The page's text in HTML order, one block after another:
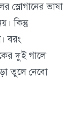
স্লোগানের ভাষা
কিন্তু
বরং
দুই গালে
তুলে নেবো